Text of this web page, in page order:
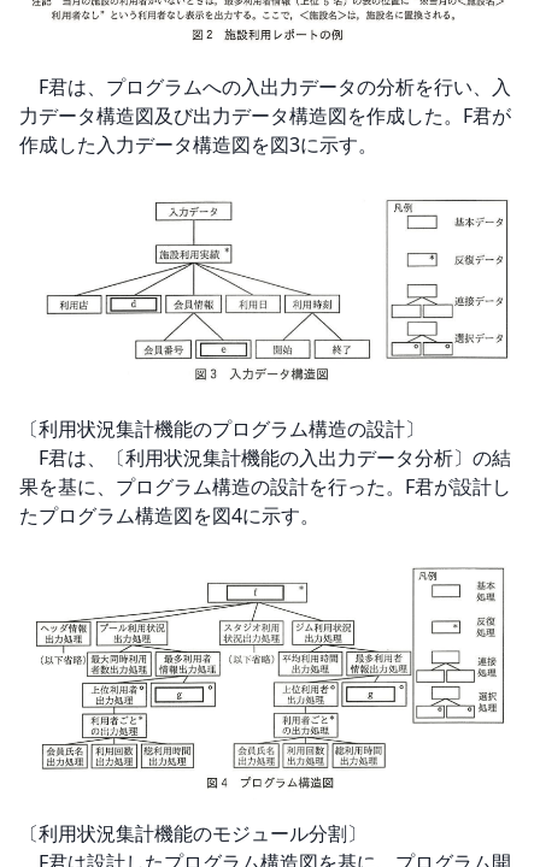
F君は、プログラムへの入出力データの分析を行い、入
力データ構造図及び出力データ構造図を作成した。F君が
作成した入力データ構造図を図3に示す。
〔利用状況集計機能のプログラム構造の設計〕
F君は、〔利用状況集計機能の入出力データ分析〕の結
果を基に、プログラム構造の設計を行った。F君が設計し
たプログラム構造図を図4に示す。
〔利用状況集計機能のモジュール分割〕